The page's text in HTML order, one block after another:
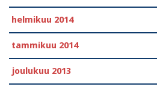
helmikuu 2014
tammikuu 2014
joulukuu 2013